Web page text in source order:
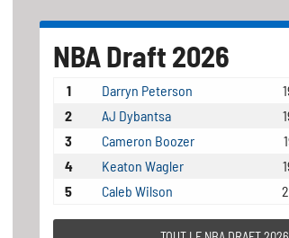
NBA Draft 2026
1 Darryn Peterson
2
AJ Dybantsa
3
Cameron Boozer
4
Keaton Wagler
5
Caleb Wilson